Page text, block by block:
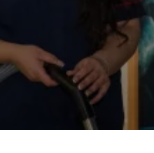
Werkgevers
Vacature-alert
Mijn profiel